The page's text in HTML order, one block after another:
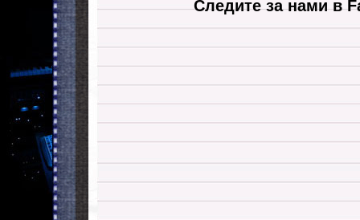
Следите за нами в